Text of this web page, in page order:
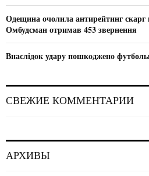
з
а
п
с
м
Одещина очолила антирейтинг
Омбудсман отримав 453 звернення
Внаслідок удару пошкоджено
СВЕЖИЕ КОММЕНТАРИИ
АРХИВЫ